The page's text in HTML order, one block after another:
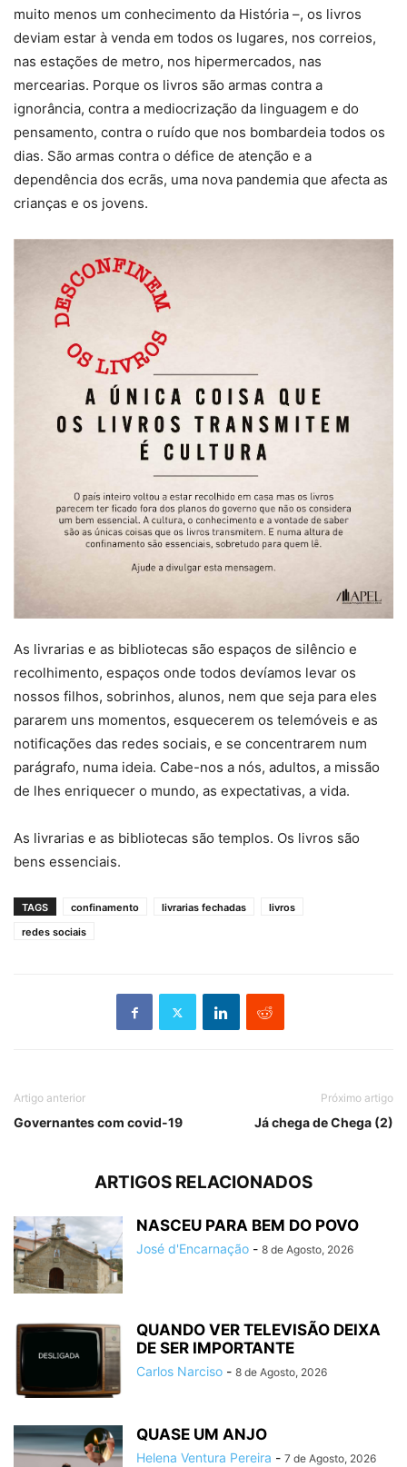
muito menos um conhecimento da História –, os livros
deviam estar à venda em todos os lugares, nos correios,
nas estações de metro, nos hipermercados, nas
mercearias. Porque os livros são armas contra a
ignorância, contra a mediocrização da linguagem e do
pensamento, contra o ruído que nos bombardeia todos os
dias. São armas contra o défice de atenção e a
dependência dos ecrãs, uma nova pandemia que afecta as
crianças e os jovens.
As livrarias e as bibliotecas são espaços de silêncio e
recolhimento, espaços onde todos devíamos levar os
nossos filhos, sobrinhos, alunos, nem que seja para eles
pararem uns momentos, esquecerem os telemóveis e as
notificações das redes sociais, e se concentrarem num
parágrafo, numa ideia. Cabe-nos a nós, adultos, a missão
de lhes enriquecer o mundo, as expectativas, a vida.
As livrarias e as bibliotecas são templos. Os livros são
bens essenciais.
TAGS confinamento livrarias fechadas
livros
redes sociais
Artigo anterior
Governantes com covid-19
Próximo artigo
Já chega de Chega (2)
ARTIGOS RELACIONADOS
NASCEU PARA BEM DO POVO
José d'Encarnação - 8 de Agosto, 2026
QUANDO VER TELEVISÃO DEIXA
DE SER IMPORTANTE
Carlos Narciso - 8 de Agosto, 2026
QUASE UM ANJO
Helena Ventura Pereira - 7 de Agosto, 2026